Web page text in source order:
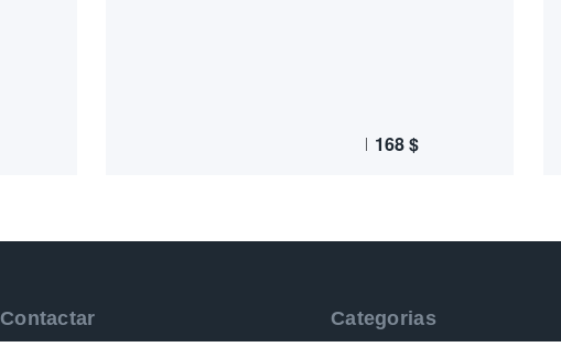
168$
Contactar Categorias